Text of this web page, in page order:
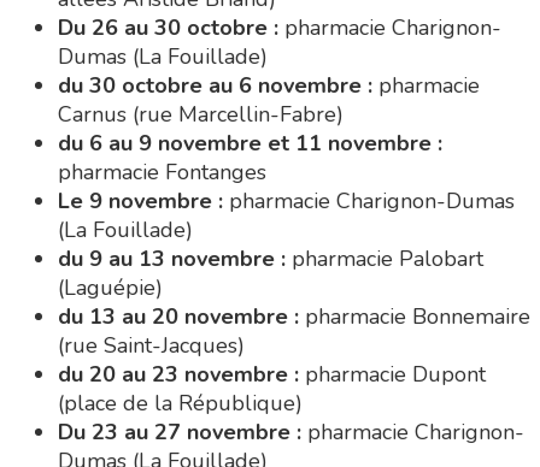
Du 26 au 30 octobre : pharmacie Charignon-
Dumas (La Fouillade)
du 30 octobre au 6 novembre : pharmacie
Carnus (rue Marcellin-Fabre)
du 6 au 9 novembre et 11 novembre :
pharmacie Fontanges
Le 9 novembre : pharmacie Charignon-Dumas
(La Fouillade)
du 9 au 13 novembre : pharmacie Palobart
(Laguépie)
du 13 au 20 novembre : pharmacie Bonnemaire
(rue Saint-Jacques)
du 20 au 23 novembre : pharmacie Dupont
(place de la République)
Du 23 au 27 novembre : pharmacie Charignon-
Dumas (La Fouillade)